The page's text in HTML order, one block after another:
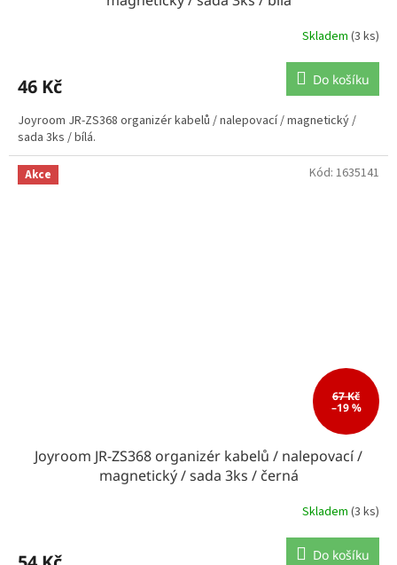
Skladem (3 ks)
46 Kč Do košíku
Joyroom JR-ZS368 organizér kabelů / nalepovací / magnetický /
sada 3ks / bílá.
Akce
67 Kč
–19 %
Joyroom JR-ZS368 organizér kabelů / nalepovací /
magnetický / sada 3ks / černá
Skladem (3 ks)
Do košíku
Kód: 1635141